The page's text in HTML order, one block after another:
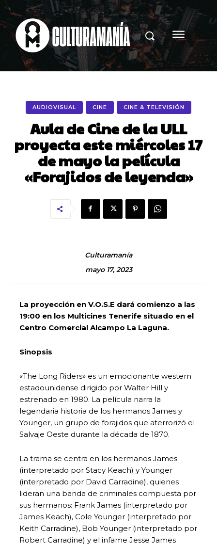
AUDIOVISUAL CINE CINE & TELEVISIÓN
Aula de Cine de la ULL
proyecta este miércoles 17
de mayo la película
«Forajidos de leyenda»
Culturamanía
mayo 17, 2023
La proyección en V.O.S.E dará comienzo a las
19:00 en los Multicines Tenerife situado en el
Centro Comercial Alcampo La Laguna.
Sinopsis
«The Long Riders» es un emocionante western
estadounidense dirigido por Walter Hill y
estrenado en 1980. La película narra la
legendaria historia de los hermanos James y
Younger, un grupo de forajidos que aterrorizó el
Salvaje Oeste durante la década de 1870.
La trama se centra en los hermanos James
(interpretado por Stacy Keach) y Younger
(interpretado por David Carradine), quienes
lideran una banda de criminales compuesta por
sus hermanos: Frank James (interpretado por
James Keach), Cole Younger (interpretado por
Keith Carradine), Bob Younger (interpretado por
Robert Carradine) y el infame Jesse James